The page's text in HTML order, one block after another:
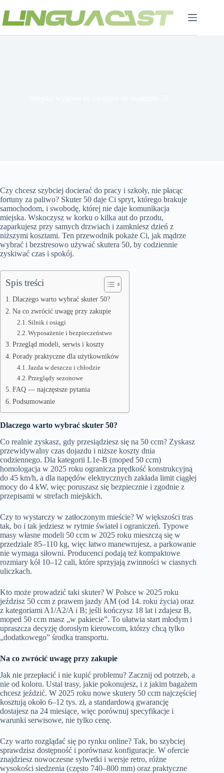
do
treści
Czy chcesz szybciej docierać do pracy i szkoły, nie płacąc
fortuny za paliwo? Skuter 50 daje Ci spryt, którego brakuje
samochodom, i swobodę, której nie daje komunikacja
miejska. Wskoczysz w korku o kilka aut do przodu,
zaparkujesz przy samych drzwiach i zamkniesz dzień z
niższymi kosztami. Ten przewodnik pokaże Ci, jak mądrze
wybrać i bezstresowo używać skutera 50, by codziennie
zyskiwać czas i spokój.
Spis treści
Dlaczego warto wybrać skuter 50?
Na co zwrócić uwagę przy zakupie
Silnik i osiągi
Wyposażenie i bezpieczeństwo
Przegląd modeli, serwis i koszty
Porady praktyczne dla użytkowników
Jazda w deszczu i chłodzie
Przeglądy sezonowe
FAQ — najczęstsze pytania
Podsumowanie
Dlaczego warto wybrać skuter 50?
Co realnie zyskasz, gdy przesiądziesz się na 50 ccm? Zyskasz
przewidywalny czas dojazdu i niższe koszty dnia
codziennego. Dla kategorii L1e‑B (moped 50 ccm)
homologacja w 2025 roku ogranicza prędkość konstrukcyjną
do 45 km/h, a dla napędów elektrycznych zakłada limit ciągłej
mocy do 4 kW, więc poruszasz się bezpiecznie i zgodnie z
przepisami w strefach miejskich.
Czy to wystarczy w zatłoczonym mieście? W większości tras
tak, bo i tak jedziesz w rytmie świateł i ograniczeń. Typowe
masy własne modeli 50 ccm w 2025 roku mieszczą się w
przedziale 85–110 kg, więc łatwo manewrujesz, a parkowanie
nie wymaga siłowni. Producenci podają też kompaktowe
rozmiary kół 10–12 cali, które sprzyjają zwinności w ciasnych
uliczkach.
Kto może prowadzić taki skuter? W Polsce w 2025 roku
jeździsz 50 ccm z prawem jazdy AM (od 14. roku życia) oraz
z kategoriami A1/A2/A i B; jeśli kończysz 18 lat i zdajesz B,
moped 50 ccm masz „w pakiecie”. To ułatwia start młodym i
upraszcza decyzję dorosłym kierowcom, którzy chcą tylko
„dodatkowego” środka transportu.
Na co zwrócić uwagę przy zakupie
Jak nie przepłacić i nie kupić problemu? Zacznij od potrzeb, a
nie od koloru. Ustal trasy, jakie pokonujesz, i z jakim bagażem
chcesz jeździć. W 2025 roku nowe skutery 50 ccm najczęściej
kosztują około 6–12 tys. zł, a standardową gwarancję
dostajesz na 24 miesiące, więc porównuj specyfikacje i
warunki serwisowe, nie tylko cenę.
Czy warto rozglądać się po rynku online? Tak, bo szybciej
sprawdzisz dostępność i porównasz konfiguracje. W ofercie
znajdziesz nowoczesne sylwetki i wersje retro, różne
wysokości siedzenia (często 740–800 mm) oraz praktyczne